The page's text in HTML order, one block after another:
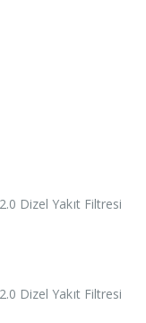
Dizel Yakıt Filtresi
Dizel Yakıt Filtresi